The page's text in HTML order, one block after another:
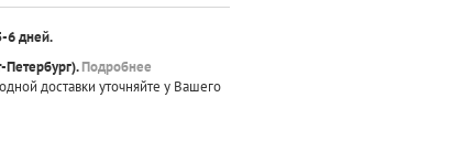
6 дней.
Петербург).Подробнее
доставки уточняйте у Вашего